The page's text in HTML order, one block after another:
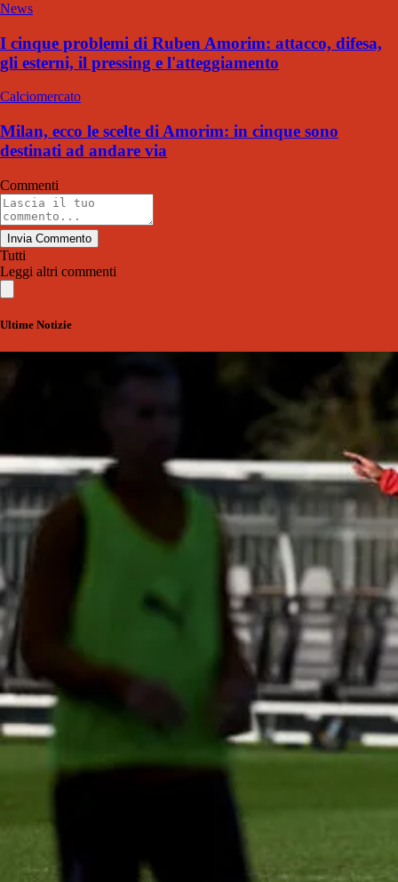
News
I cinque problemi di Ruben Amorim: attacco, difesa,
gli esterni, il pressing e l'atteggiamento
Calciomercato
Milan, ecco le scelte di Amorim: in cinque sono
destinati ad andare via
Commenti
Invia Commento
Tutti
Leggi altri commenti
Ultime Notizie